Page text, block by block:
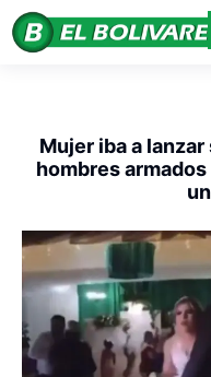
Mujer iba a
hombres